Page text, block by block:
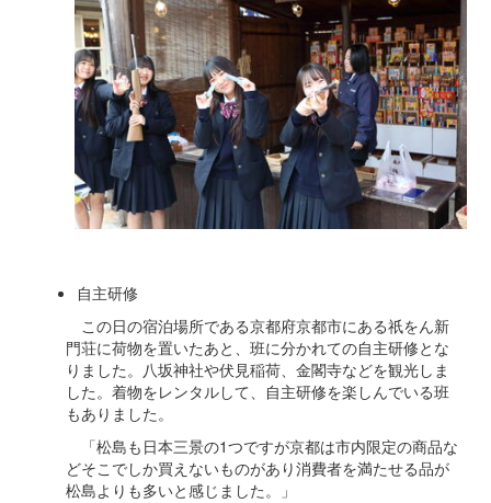
自主研修
この日の宿泊場所である京都府京都市にある祇をん新
門荘に荷物を置いたあと、班に分かれての自主研修とな
りました。八坂神社や伏見稲荷、金閣寺などを観光しま
した。着物をレンタルして、自主研修を楽しんでいる班
もありました。
「松島も日本三景の1つですが京都は市内限定の商品な
どそこでしか買えないものがあり消費者を満たせる品が
松島よりも多いと感じました。」